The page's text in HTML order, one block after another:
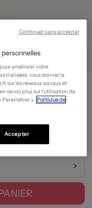
améliorer votre
vous donner la
sur les réseaux sociaux et
savoir plus sur l’utilisation de
Paramétrer ». Politique de
Accepter
Continuer sans accepter